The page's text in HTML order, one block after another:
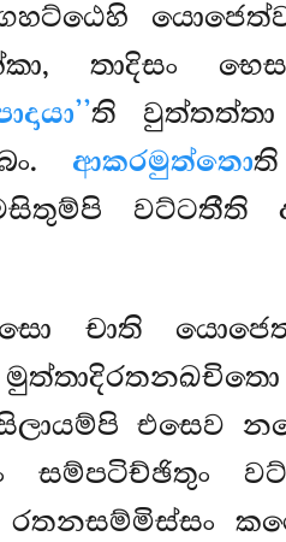
තාදිසං
ති වුත්තත්තා
ආකරමුත්තො
වට්ටතීති
චාති
එසෙව
සම්පටිච්ඡිතුං